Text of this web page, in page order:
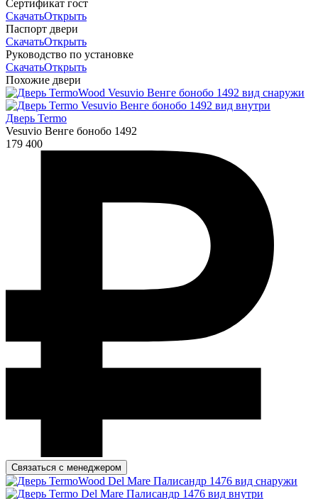
Сертификат гост
СкачатьОткрыть
Паспорт двери
СкачатьОткрыть
Руководство по установке
СкачатьОткрыть
Похожие двери
Дверь Termo
Vesuvio Венге бонобо 1492
179 400
Связаться с менеджером